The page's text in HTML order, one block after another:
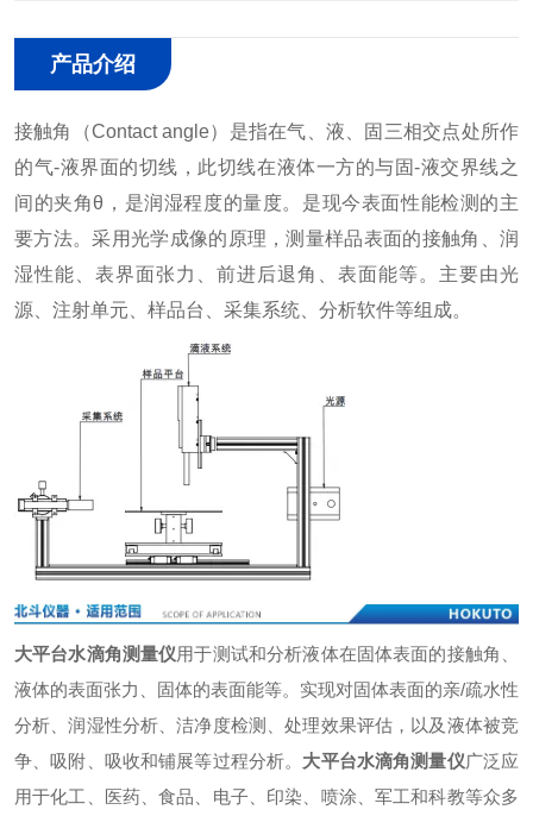
产品介绍
接触角（Contact angle）是指在气、液、固三相交点处所作
的气-液界面的切线，此切线在液体一方的与固-液交界线之
间的夹角θ，是润湿程度的量度。是现今表面性能检测的主
要方法。采用光学成像的原理，测量样品表面的接触角、润
湿性能、表界面张力、前进后退角、表面能等。主要由光
源、注射单元、样品台、采集系统、分析软件等组成。
大平台水滴角测量仪用于测试和分析液体在固体表面的接触角、
液体的表面张力、固体的表面能等。实现对固体表面的亲/疏水性
分析、润湿性分析、洁净度检测、处理效果评估，以及液体被竞
争、吸附、吸收和铺展等过程分析。 大平台水滴角测量仪广泛应
用于化工、医药、食品、电子、印染、喷涂、军工和科教等众多